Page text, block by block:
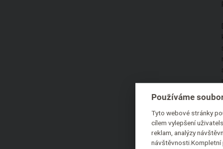
Používáme
Tyto webové stránky
cílem vylepšení
reklam, analýzy
návštěvnosti.Kompletní